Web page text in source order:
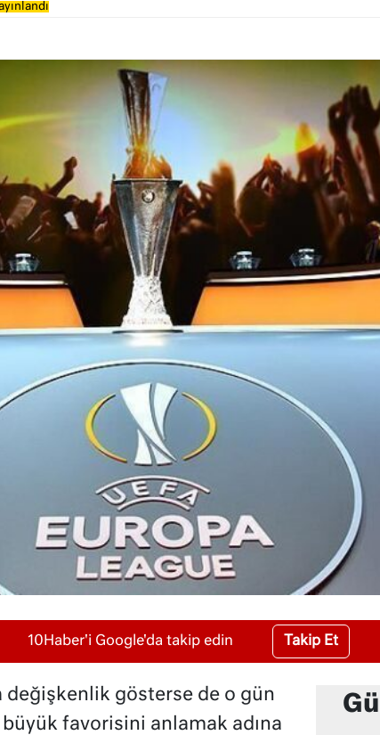
10Haber'i Google'da takip edin Takip Et
değişkenlik gösterse de o gün
favorisini anlamak adına